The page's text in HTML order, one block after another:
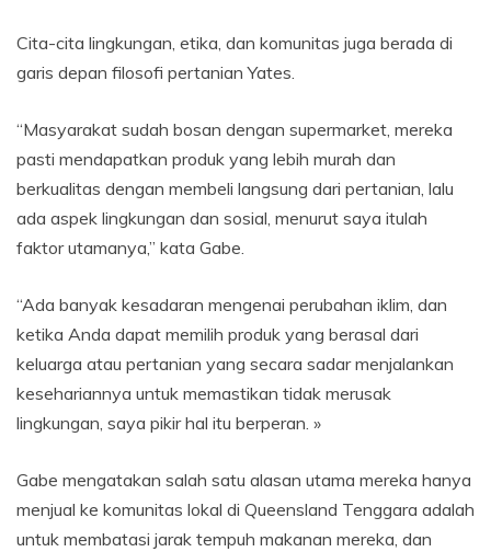
Cita-cita lingkungan, etika, dan komunitas juga berada di
garis depan filosofi pertanian Yates.
“Masyarakat sudah bosan dengan supermarket, mereka
pasti mendapatkan produk yang lebih murah dan
berkualitas dengan membeli langsung dari pertanian, lalu
ada aspek lingkungan dan sosial, menurut saya itulah
faktor utamanya,” kata Gabe.
“Ada banyak kesadaran mengenai perubahan iklim, dan
ketika Anda dapat memilih produk yang berasal dari
keluarga atau pertanian yang secara sadar menjalankan
kesehariannya untuk memastikan tidak merusak
lingkungan, saya pikir hal itu berperan. »
Gabe mengatakan salah satu alasan utama mereka hanya
menjual ke komunitas lokal di Queensland Tenggara adalah
untuk membatasi jarak tempuh makanan mereka, dan